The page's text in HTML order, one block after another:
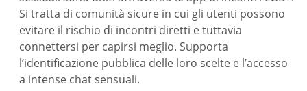
Si tratta di comunità sicure in cui gli utenti possono
evitare il rischio di incontri diretti e tuttavia
connettersi per capirsi meglio. Supporta
l’identificazione pubblica delle loro scelte e l’accesso
a intense chat sensuali.